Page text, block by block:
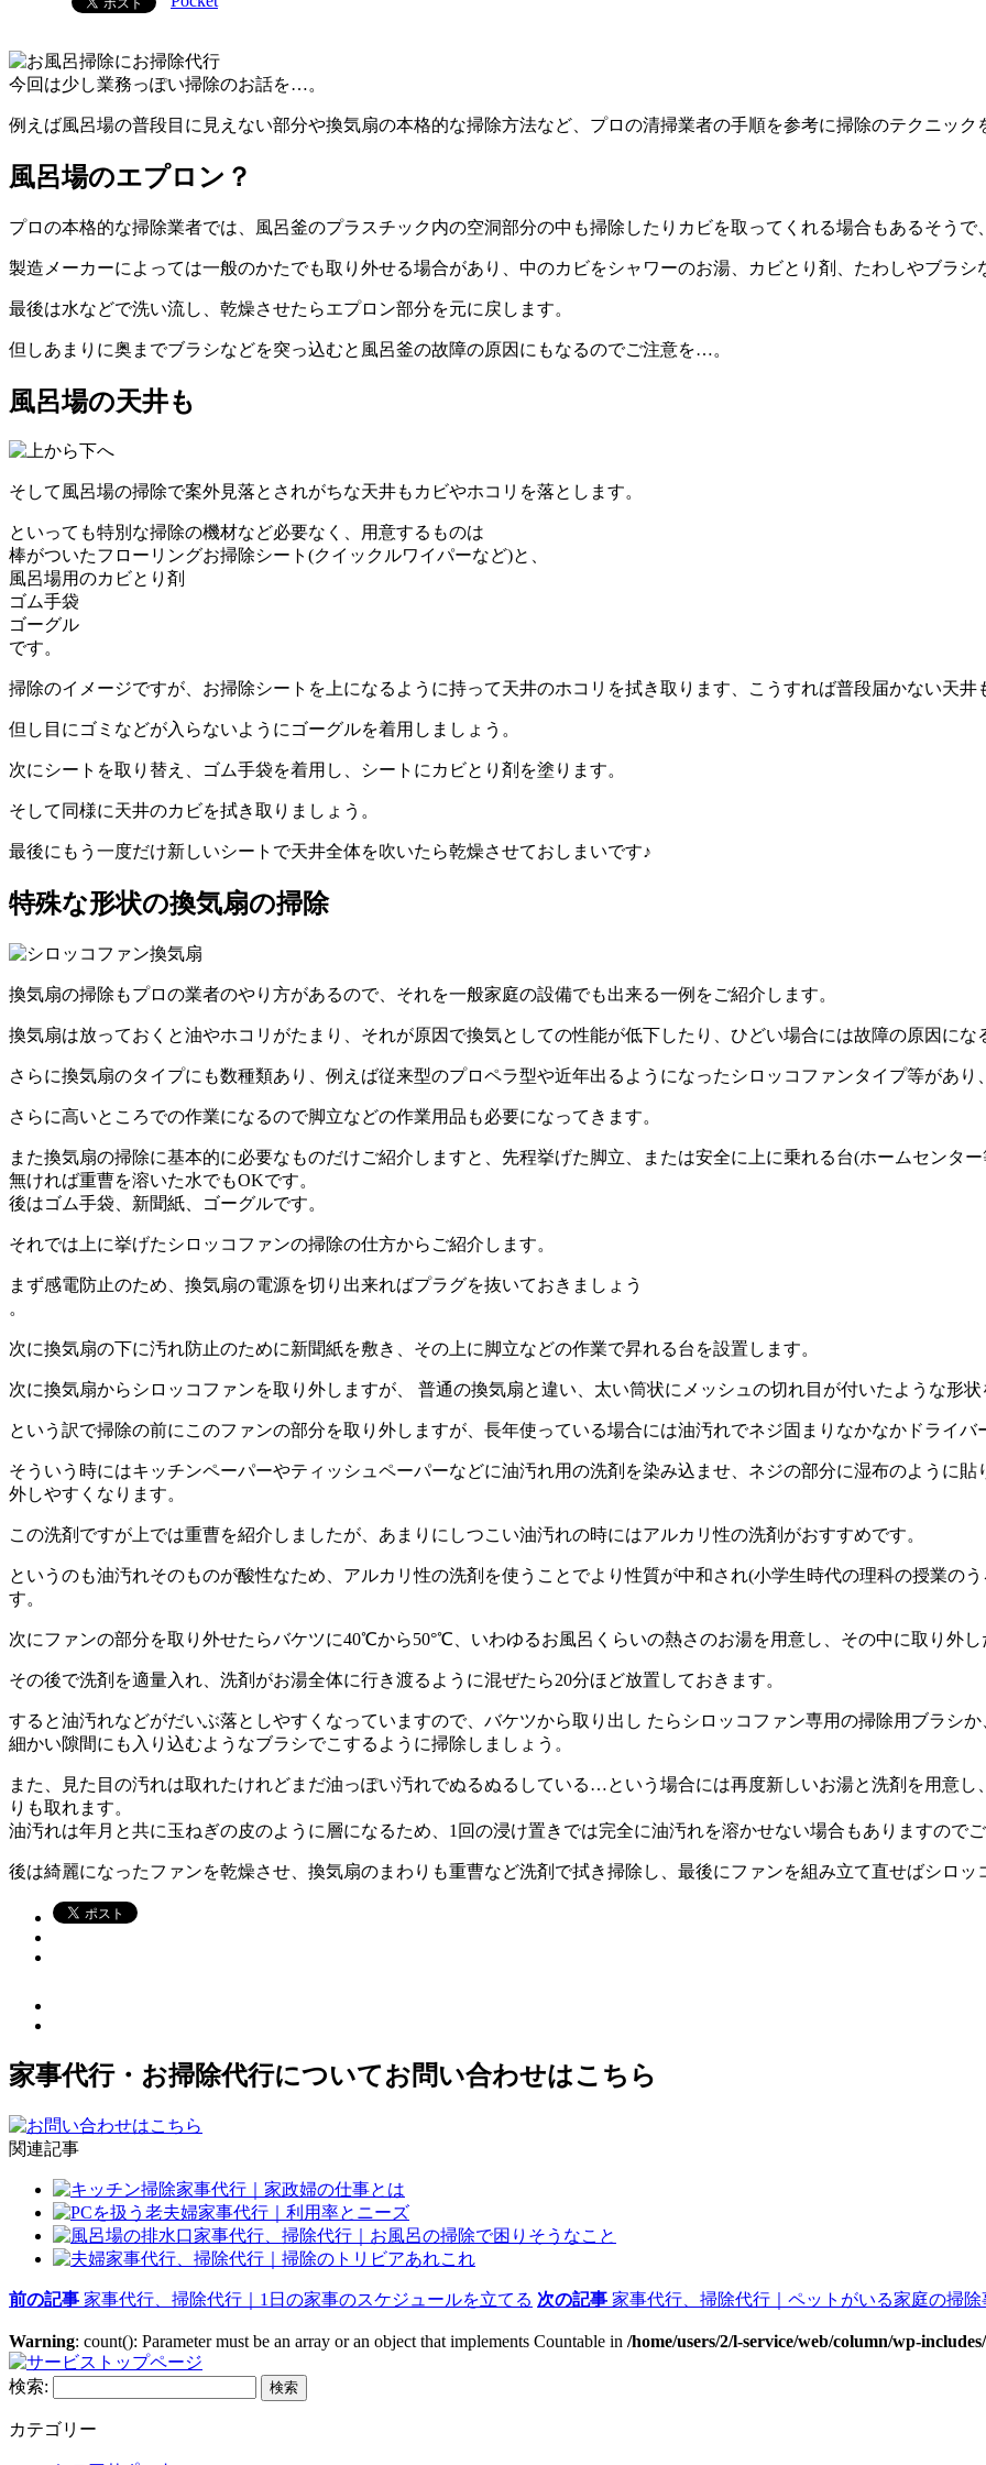
今回は少し業務っぽい掃除のお話を…。
例えば風呂場の普段目に見えない部分や換気扇の本格的な掃除方法など、プロの清掃業者の手順を参考に掃除のテクニック
風呂場のエプロン？
プロの本格的な掃除業者では、風呂釜のプラスチック内の空洞部分の中も掃除したりカビを取ってくれる場合もあるそうで
製造メーカーによっては一般のかたでも取り外せる場合があり、中のカビをシャワーのお湯、カビとり剤、たわしやブラシ
最後は水などで洗い流し、乾燥させたらエプロン部分を元に戻します。
但しあまりに奥までブラシなどを突っ込むと風呂釜の故障の原因にもなるのでご注意を…。
風呂場の天井も
そして風呂場の掃除で案外見落とされがちな天井もカビやホコリを落とします。
といっても特別な掃除の機材など必要なく、用意するものは
棒がついたフローリングお掃除シート(クイックルワイパーなど)と、
風呂場用のカビとり剤
ゴム手袋
ゴーグル
です。
掃除のイメージですが、お掃除シートを上になるように持って天井のホコリを拭き取ります、こうすれば普段届かない天井
但し目にゴミなどが入らないようにゴーグルを着用しましょう。
次にシートを取り替え、ゴム手袋を着用し、シートにカビとり剤を塗ります。
そして同様に天井のカビを拭き取りましょう。
最後にもう一度だけ新しいシートで天井全体を吹いたら乾燥させておしまいです♪
特殊な形状の換気扇の掃除
換気扇の掃除 もプロの業者のやり方があるので、それを一般家庭の設備でも出来る一例をご紹介します。
換気扇は放っておくと油やホコリがたまり、それが原因で換気としての性能が低下したり、ひどい場合には故障の原因にな
さらに換気扇のタイプにも数種類あり、例えば従来型のプロペラ型や近年出るようになった シロッコファンタイプ等があり
さらに高いところでの作業になるので脚立などの作業用品も必要になってきます。
また換気扇の掃除に基本的に必要なものだけご紹介しますと、先程挙げた脚立、または安全に上に乗れる台(ホームセンタ
無ければ重曹を溶いた水でもOKです。
後はゴム手袋、新聞紙、ゴーグルです。
それでは上に挙げたシロッコファンの掃除の仕方からご紹介します。
まず感電防止のため、換気扇の電源を切り出来ればプラグを抜いておきましょう
。
次に換気扇の下に汚れ防止のために新聞紙を敷き、その上に脚立などの作業で昇れる台を設置します。
次に換気扇からシロッコファンを取り外しますが、 普通の換気扇と違い、太い筒状にメッシュの切れ目が付いたような形
という訳で掃除の前にこのファンの部分を取り外しますが、長年使っている場合には油汚れでネジ固まりなかなかドライバ
そういう時にはキッチンペーパーやティッシュペーパーなどに油汚れ用の洗剤を染み込ませ、ネジの部分に湿布のように
外しやすくなります。
この洗剤ですが上では重曹を紹介しましたが、 あまりにしつこい油汚れの時にはアルカリ性の洗剤がおすすめです。
というのも油汚れそのものが酸性なため、アルカリ性の洗剤を使うことでより性質が中和され(小学生時代の理科の授業の
す。
次にファンの部分を取り外せたらバケツに40℃から50°℃、いわゆるお風呂くらいの熱さのお湯を用意し、その中に取り外し
その後で洗剤を適量入れ、洗剤がお湯全体に行き渡るように混ぜたら20分ほど放置しておきます。
すると油汚れなどがだいぶ落としやすくなっていますので、バケツから取り出し たらシロッコファン専用の掃除用ブラシ
細かい隙間にも入り込むようなブラシでこするように掃除しましょう。
また、見た目の汚れは取れたけれどまだ油っぽい汚れでぬるぬるしている…という場合には再度新しいお湯と洗剤を用意
りも取れます。
油汚れは年月と共に玉ねぎの皮のように層になるため、1回の浸け置きでは完全に油汚れを溶かせない場合もありますので
後は綺麗になったファンを乾燥させ、換気扇のまわりも重曹など洗剤で拭き掃除し、最後にファンを組み立て直せばシロ
家事代行・お掃除代行についてお問い合わせはこちら
関連記事
家事代行｜家政婦の仕事とは
家事代行｜利用率とニーズ
家事代行、掃除代行｜お風呂の掃除で困りそうなこと
家事代行、掃除代行｜掃除のトリビアあれこれ
前の記事 家事代行、掃除代行｜1日の家事のスケジュールを立てる 次の記事 家事代行、掃除代行｜ペットがいる家庭の掃除
Warning: count(): Parameter must be an array or an object that implements Countable in /home/users/2/l-service/web/column/wp-
検索:
カテゴリー